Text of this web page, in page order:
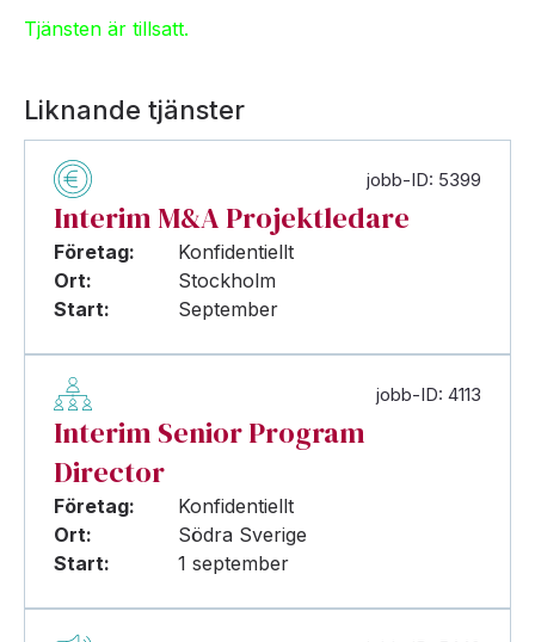
Tjänsten är tillsatt.
Liknande tjänster
jobb-ID: 5399
Interim M&A Projektledare
Företag:
Konfidentiellt
Ort:
Stockholm
Start:
September
jobb-ID: 4113
Interim Senior Program
Director
Företag:
Konfidentiellt
Ort:
Södra Sverige
Start:
1 september